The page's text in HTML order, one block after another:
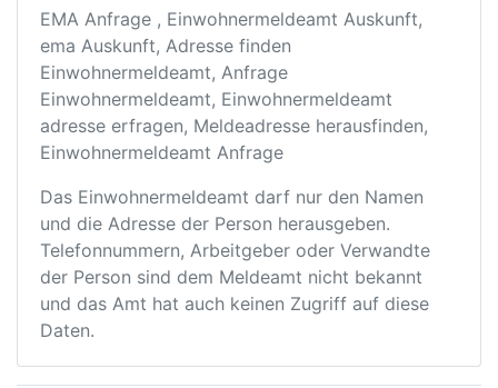
EMA Anfrage , Einwohnermeldeamt Auskunft,
ema Auskunft, Adresse finden
Einwohnermeldeamt, Anfrage
Einwohnermeldeamt, Einwohnermeldeamt
adresse erfragen, Meldeadresse herausfinden,
Einwohnermeldeamt Anfrage
Das Einwohnermeldeamt darf nur den Namen
und die Adresse der Person herausgeben.
Telefonnummern, Arbeitgeber oder Verwandte
der Person sind dem Meldeamt nicht bekannt
und das Amt hat auch keinen Zugriff auf diese
Daten.